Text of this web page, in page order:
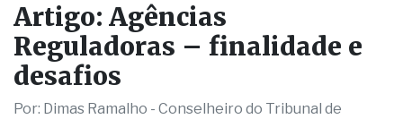
Artigo: Agências
Reguladoras – finalidade e
desafios
Por: Dimas Ramalho - Conselheiro do Tribunal de